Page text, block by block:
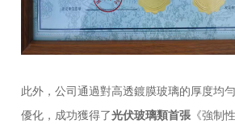
此外，公司通過對高透鍍膜玻璃的厚度均
優化，成功獲得了光伏玻璃類首張 《強制